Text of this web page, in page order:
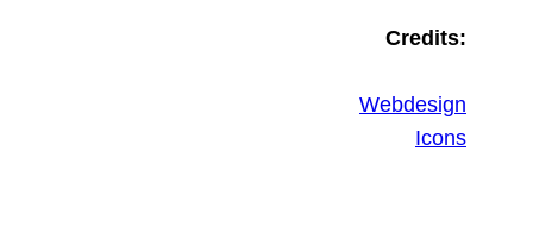
Credits:
Webdesign
Icons